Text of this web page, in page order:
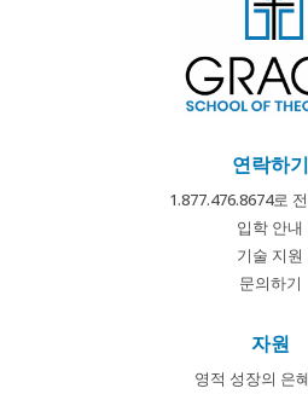
연락하기
1.877.476.8674로
입학 안내
기술 지원
문의하기
자원
영적 성장의 은